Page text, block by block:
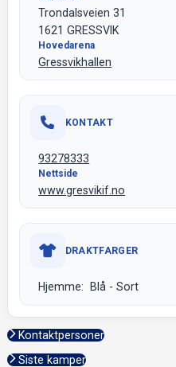
Trondalsveien 31
1621 GRESSVIK
Hovedarena
Gressvikhallen
KONTAKT
93278333
Nettside
www.gresvikif.no
DRAKTFARGER
Hjemme: Blå - Sort
Kontaktpersoner
Siste kamper